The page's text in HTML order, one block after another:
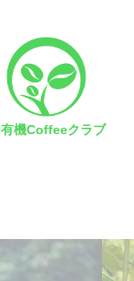
有機Coffeeクラブ